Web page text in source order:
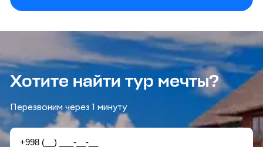
Хотите найти тур мечты?
Перезвоним через 1 минуту